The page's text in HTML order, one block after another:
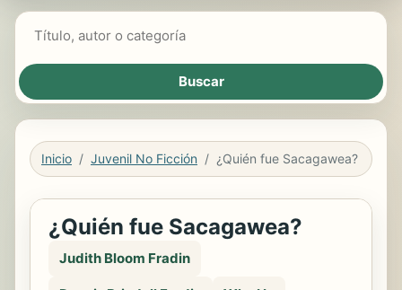
Inicio Juvenil No Ficción ¿Quién fue Sacagawea?
¿Quién fue Sacagawea?
Judith Bloom Fradin